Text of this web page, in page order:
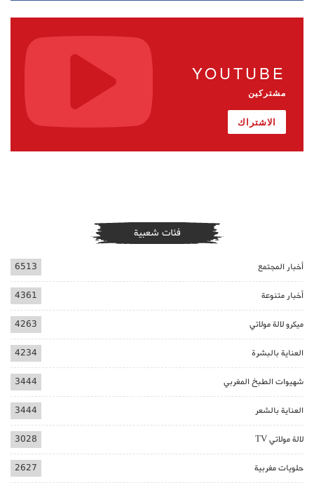
YOUTUBE
مشتركين
الاشتراك
فئات شعبية
أخبار المجتمع 6513
أخبار متنوعة 4361
ميكرو لالة مولاتي 4263
العناية بالبشرة 4234
شهيوات الطبخ المغربي 3444
العناية بالشعر 3444
لالة مولاتي TV 3028
حلويات مغربية 2627